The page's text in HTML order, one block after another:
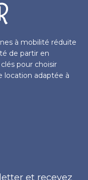
à mobilité réduite
de partir en
pour choisir
adaptée à
et recevez